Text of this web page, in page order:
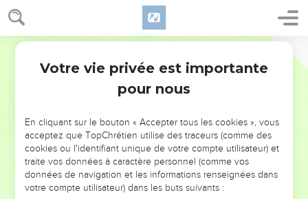
NE MANQUEZ PAS L’ÉVÉNEMENT
DE L’ANNÉE !
ET SI LEURS ERREURS POUVAIENT VOUS ÉVITER LES
VOTRES ?
Votre vie privée est importante
pour nous
En cliquant sur le bouton « Accepter tous les cookies », vous
acceptez que TopChrétien utilise des traceurs (comme des
cookies ou l'identifiant unique de votre compte utilisateur) et
traite vos données à caractère personnel (comme vos
données de navigation et les informations renseignées dans
votre compte utilisateur) dans les buts suivants :